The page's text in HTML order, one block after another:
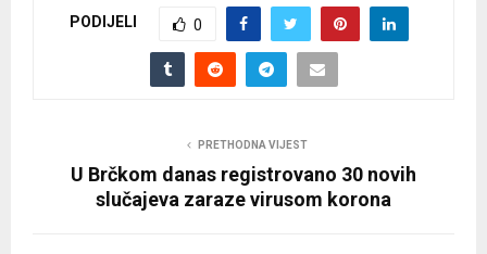
PODIJELI 0
PRETHODNA VIJEST
U Brčkom danas registrovano 30 novih
slučajeva zaraze virusom korona